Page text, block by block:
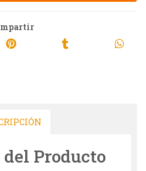
Producto